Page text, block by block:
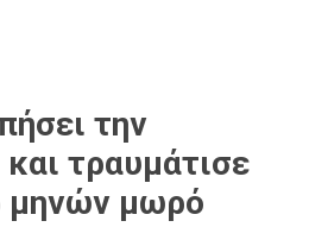
την
τραυμάτισε
μηνών μωρό